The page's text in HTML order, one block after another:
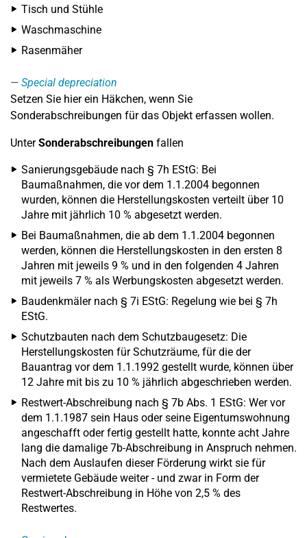
Tisch und Stühle
Waschmaschine
Rasenmäher
Special depreciation
Setzen Sie hier ein Häkchen, wenn Sie
Sonderabschreibungen für das Objekt erfassen wollen.
UnterSonderabschreibungen fallen
Sanierungsgebäude nach § 7h EStG: Bei
Baumaßnahmen, die vor dem 1.1.2004 begonnen
wurden, können die Herstellungskosten verteilt über 10
Jahre mit jährlich 10 % abgesetzt werden.
Bei Baumaßnahmen, die ab dem 1.1.2004 begonnen
werden, können die Herstellungskosten in den ersten 8
Jahren mit jeweils 9 % und in den folgenden 4 Jahren
mit jeweils 7 % als Werbungskosten abgesetzt werden.
Baudenkmäler nach § 7i EStG: Regelung wie bei § 7h
EStG.
Schutzbauten nach dem Schutzbaugesetz: Die
Herstellungskosten für Schutzräume, für die der
Bauantrag vor dem 1.1.1992 gestellt wurde, können über
12 Jahre mit bis zu 10 % jährlich abgeschrieben werden.
Restwert-Abschreibung nach § 7b Abs. 1 EStG: Wer vor
dem 1.1.1987 sein Haus oder seine Eigentumswohnung
angeschafft oder fertig gestellt hatte, konnte acht Jahre
lang die damalige 7b-Abschreibung in Anspruch nehmen.
Nach dem Auslaufen dieser Förderung wirkt sie für
vermietete Gebäude weiter - und zwar in Form der
Restwert-Abschreibung in Höhe von 2,5 % des
Restwertes.